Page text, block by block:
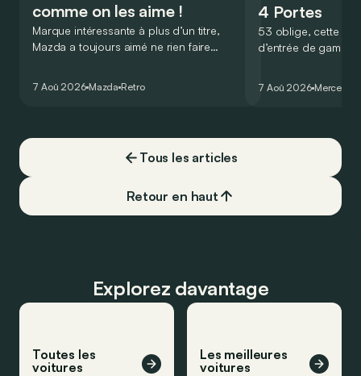
comme on les aime !
Marque intéressante à plus d’un titre,
Mazda a toujours aimé ne rien faire
de la plus belle des manières…
7 Aoû 2026 Mazda Retro
4 Portes
53 oblige, cette
d’entrée de
moins…
7 Aoû 2026 Mercedes
Tous les articles
Retour en haut
Explorez davantage
Toutes les
voitures
Les meilleures
voitures